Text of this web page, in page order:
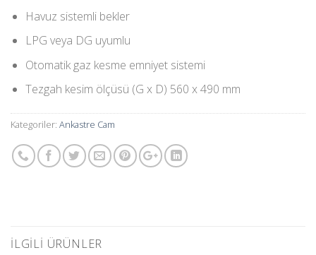
Havuz sistemli bekler
LPG veya DG uyumlu
Otomatik gaz kesme emniyet sistemi
Tezgah kesim ölçüsü (G x D) 560 x 490 mm
Kategoriler: Ankastre Cam
İLGILI ÜRÜNLER